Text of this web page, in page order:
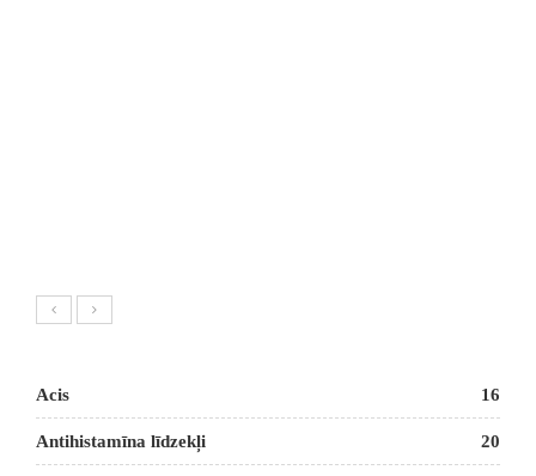
Acis 16
Antihistamīna līdzekļi 20